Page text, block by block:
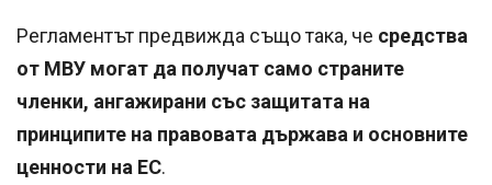
Регламентът предвижда също така, че средства
от МВУ могат да получат само страните
членки, ангажирани със защитата на
принципите на правовата държава и основните
ценности на ЕС.